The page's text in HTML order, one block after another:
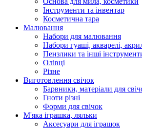
Інструменти та інвентар
Косметична тара
Малювання
Набори для малювання
Набори гуаші, акварелі,
Пензлики та інші
Олівці
Різне
Виготовлення свічок
Барвники, матеріали для
Гноти різні
Форми для свічок
М'яка іграшка, ляльки
Аксесуари для іграшок